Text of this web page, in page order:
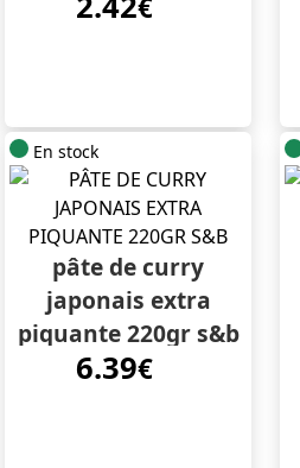
€
En stock
pâte de curry
japonais extra
piquante 220gr s&b
6.39€